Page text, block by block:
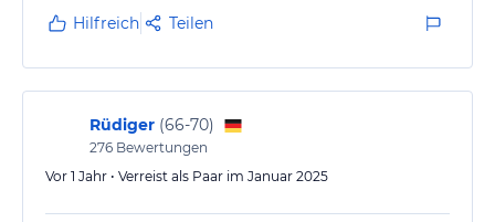
Hilfreich Teilen
Rüdiger (66-70)
276 Bewertungen
Vor 1 Jahr • Verreist als Paar im Januar 2025